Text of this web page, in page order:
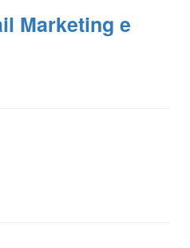
Marketing e